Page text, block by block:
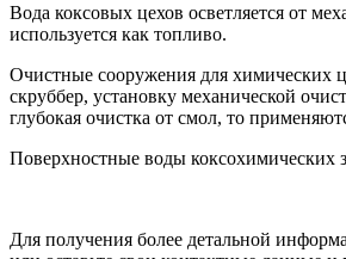
Вода коксовых цехов осветляется от
используется как топливо.
Очистные сооружения для химических
скруббер, установку механической
глубокая очистка от смол, то
Поверхностные воды коксохимических
Для получения более детальной